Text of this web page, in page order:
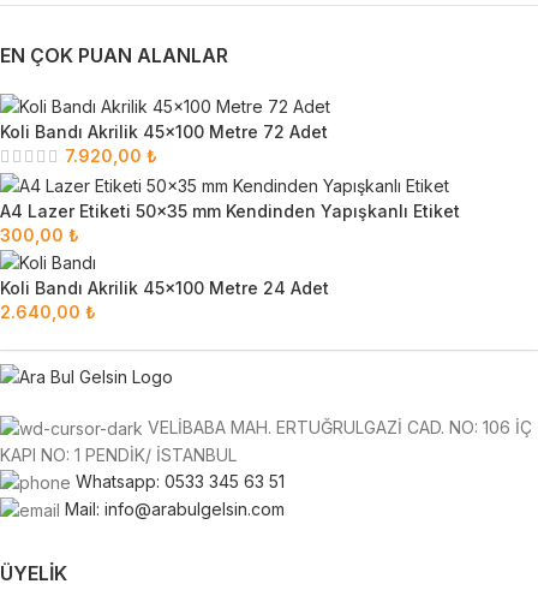
EN ÇOK PUAN ALANLAR
Koli Bandı Akrilik 45x100 Metre 72 Adet
7.920,00 ₺
A4 Lazer Etiketi 50x35 mm Kendinden Yapışkanlı Etiket
300,00 ₺
Koli Bandı Akrilik 45x100 Metre 24 Adet
2.640,00 ₺
VELİBABA MAH. ERTUĞRULGAZİ CAD. NO: 106 İÇ
KAPI NO: 1 PENDİK/ İSTANBUL
Whatsapp: 0533 345 63 51
Mail: info@arabulgelsin.com
ÜYELIK